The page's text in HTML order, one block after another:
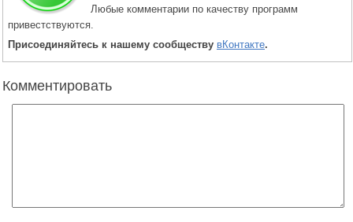
Любые комментарии по качеству программ
привестствуются.
Присоединяйтесь к нашему сообществу вКонтакте.
Комментировать